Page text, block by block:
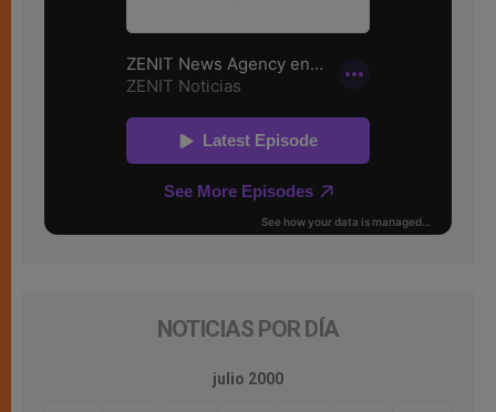
NOTICIAS POR DÍA
julio 2000